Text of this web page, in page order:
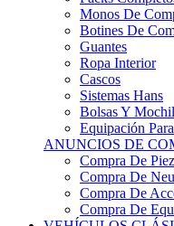
Botines De
Guantes
Ropa Interior
Cascos
Sistemas Hans
Bolsas Y
Equipación Para
ANUNCIOS DE
Compra De
Compra De
Compra De
Compra De
VEHÍCULOS
VEHÍCULOS